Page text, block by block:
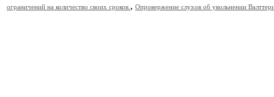
ограничений на количество своих сроков. , Опровержение слухов об увольнении